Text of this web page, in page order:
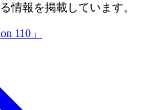
情報を掲載しています。
110」